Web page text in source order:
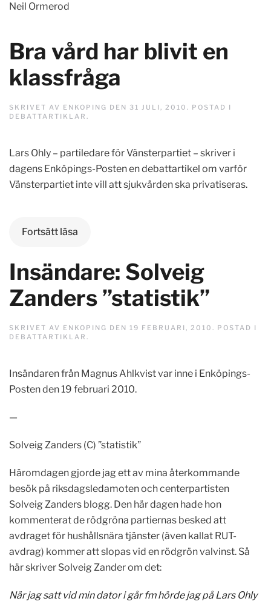
Neil Ormerod
Bra vård har blivit en
klassfråga
SKRIVET AV ENKOPING DEN 31 JULI, 2010 . POSTAD I
DEBATTARTIKLAR .
Lars Ohly – partiledare för Vänsterpartiet – skriver i
dagens Enköpings-Posten en debattartikel om varför
Vänsterpartiet inte vill att sjukvården ska privatiseras.
Fortsätt läsa
Insändare: Solveig
Zanders ”statistik”
SKRIVET AV ENKOPING DEN 19 FEBRUARI, 2010 . POSTAD I
DEBATTARTIKLAR .
Insändaren från Magnus Ahlkvist var inne i Enköpings-
Posten den 19 februari 2010.
—
Solveig Zanders (C) ”statistik”
Häromdagen gjorde jag ett av mina återkommande
besök på riksdagsledamoten och centerpartisten
Solveig Zanders blogg. Den här dagen hade hon
kommenterat de rödgröna partiernas besked att
avdraget för hushållsnära tjänster (även kallat RUT-
avdrag) kommer att slopas vid en rödgrön valvinst. Så
här skriver Solveig Zander om det:
När jag satt vid min dator i går fm hörde jag på Lars Ohly